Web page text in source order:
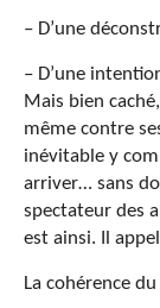
– D’une
– D’une
Mais bien
même contre
inévitable y
arriver… sans
spectateur des
est ainsi. Il
La cohérence